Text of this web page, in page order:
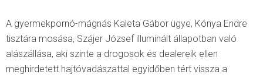
A gyermekpornó-mágnás Kaleta Gábor ügye, Kónya Endre
tisztára mosása, Szájer József illuminált állapotban való
alászállása, aki szinte a drogosok és dealereik ellen
meghirdetett hajtóvadászattal egyidőben tért vissza a